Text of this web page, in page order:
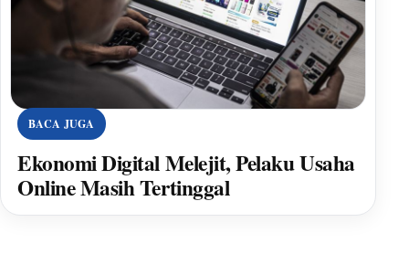
BACA JUGA
Ekonomi Digital Melejit, Pelaku Usaha
Online Masih Tertinggal